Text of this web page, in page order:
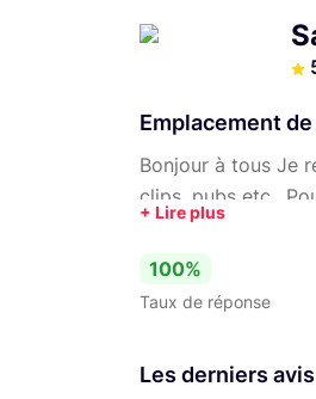
Emplacement
Bonjour à tous Je
clips, pubs etc..
je le loue ici
vite
100%
Taux de réponse
Les derniers